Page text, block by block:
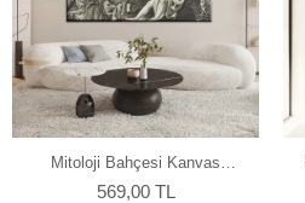
Mitoloji Bahçesi Kanvas
Tablo
569,00 TL